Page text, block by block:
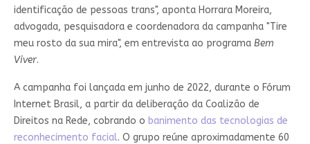
identificação de pessoas trans", aponta Horrara Moreira,
advogada, pesquisadora e coordenadora da campanha "Tire
meu rosto da sua mira", em entrevista ao programa Bem
Viver.
A campanha foi lançada em junho de 2022, durante o Fórum
Internet Brasil, a partir da deliberação da Coalizão de
Direitos na Rede, cobrando o banimento das tecnologias de
reconhecimento facial. O grupo reúne aproximadamente 60